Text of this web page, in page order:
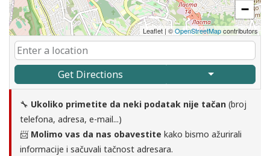
−
Leaflet| ©OpenStreetMapcontributors
Get Directions
🔧 Ukoliko primetite da neki podatak nije tačan (broj
telefona, adresa, e-mail...)
📨 Molimo vas da nas obavestite kako bismo ažurirali
informacije i sačuvali tačnost adresara.